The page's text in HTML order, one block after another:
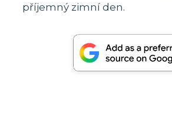
příjemný zimní den.